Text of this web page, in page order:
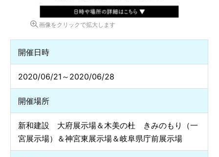
画像をクリックで拡大します
開催日時
2020/06/21～2020/06/28
開催場所
新和建設 大府展示場＆木美の杜 きみのもり（一
宮展示場）＆神宮東展示場＆岐阜県庁前展示場